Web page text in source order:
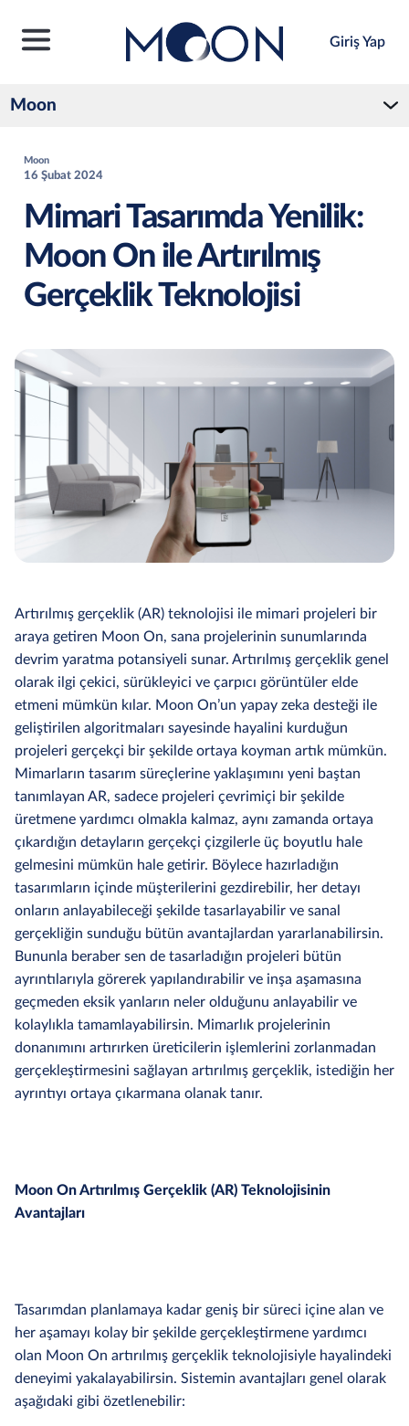
Giriş Yap
Moon
Moon
16 Şubat 2024
Mimari Tasarımda Yenilik:
Moon On ile Artırılmış
Gerçeklik Teknolojisi
Artırılmış gerçeklik (AR) teknolojisi ile mimari projeleri bir
araya getiren Moon On, sana projelerinin sunumlarında
devrim yaratma potansiyeli sunar. Artırılmış gerçeklik genel
olarak ilgi çekici, sürükleyici ve çarpıcı görüntüler elde
etmeni mümkün kılar. Moon On’un yapay zeka desteği ile
geliştirilen algoritmaları sayesinde hayalini kurduğun
projeleri gerçekçi bir şekilde ortaya koyman artık mümkün.
Mimarların tasarım süreçlerine yaklaşımını yeni baştan
tanımlayan AR, sadece projeleri çevrimiçi bir şekilde
üretmene yardımcı olmakla kalmaz, aynı zamanda ortaya
çıkardığın detayların gerçekçi çizgilerle üç boyutlu hale
gelmesini mümkün hale getirir. Böylece hazırladığın
tasarımların içinde müşterilerini gezdirebilir, her detayı
onların anlayabileceği şekilde tasarlayabilir ve sanal
gerçekliğin sunduğu bütün avantajlardan yararlanabilirsin.
Bununla beraber sen de tasarladığın projeleri bütün
ayrıntılarıyla görerek yapılandırabilir ve inşa aşamasına
geçmeden eksik yanların neler olduğunu anlayabilir ve
kolaylıkla tamamlayabilirsin. Mimarlık projelerinin
donanımını artırırken üreticilerin işlemlerini zorlanmadan
gerçekleştirmesini sağlayan artırılmış gerçeklik, istediğin her
ayrıntıyı ortaya çıkarmana olanak tanır.
Moon On Artırılmış Gerçeklik (AR) Teknolojisinin
Avantajları
Tasarımdan planlamaya kadar geniş bir süreci içine alan ve
her aşamayı kolay bir şekilde gerçekleştirmene yardımcı
olan Moon On artırılmış gerçeklik teknolojisiyle hayalindeki
deneyimi yakalayabilirsin. Sistemin avantajları genel olarak
aşağıdaki gibi özetlenebilir: